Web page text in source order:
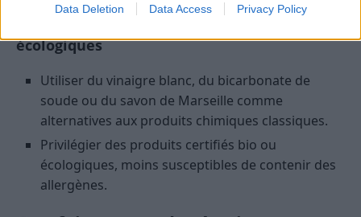
Data Deletion Data Access Privacy Policy
écologiques
Utiliser du vinaigre blanc, du bicarbonate de
soude ou du savon de Marseille comme
alternatives aux produits chimiques classiques.
Privilégier des produits certifiés bio ou
écologiques, moins susceptibles de contenir des
allergènes.